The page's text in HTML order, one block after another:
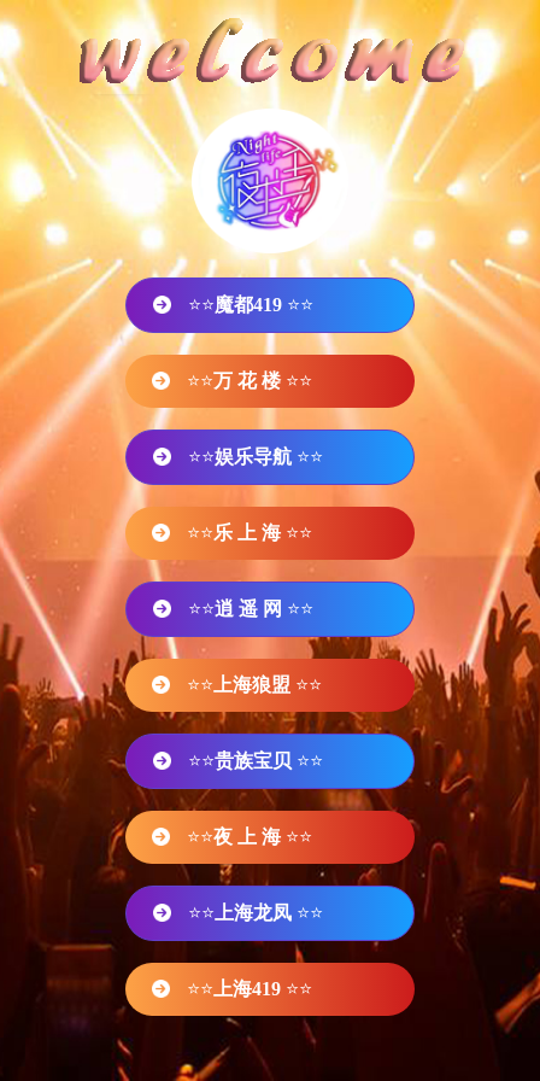
⭐⭐魔都419 ⭐⭐
⭐⭐万 花 楼 ⭐⭐
⭐⭐娱乐导航 ⭐⭐
⭐⭐乐 上 海 ⭐⭐
⭐⭐逍 遥 网 ⭐⭐
⭐⭐ 上海狼盟 ⭐⭐
⭐⭐贵族宝贝 ⭐⭐
⭐⭐夜 上 海 ⭐⭐
⭐⭐ 上海龙凤 ⭐⭐
⭐⭐ 上海419 ⭐⭐